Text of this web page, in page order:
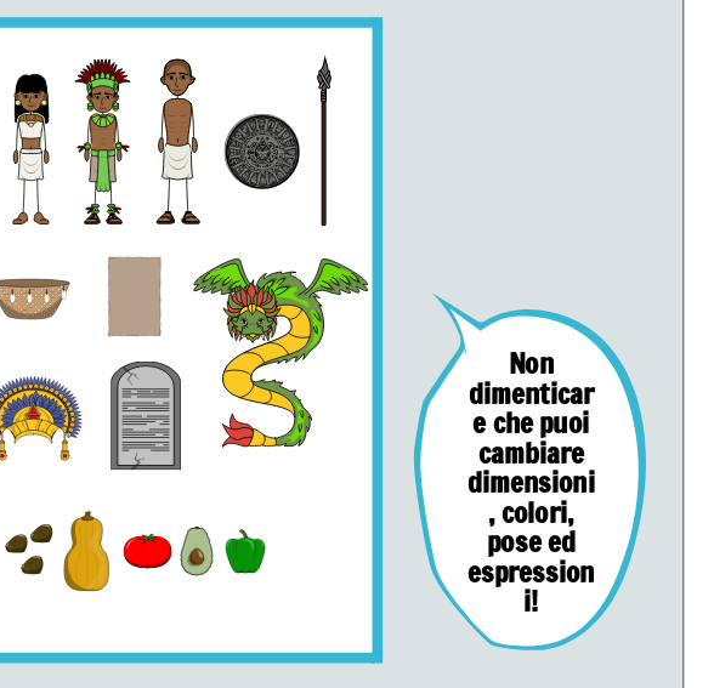
Non
dimenticar
e che puoi
cambiare
dimensioni
, colori,
pose ed
espression
i!